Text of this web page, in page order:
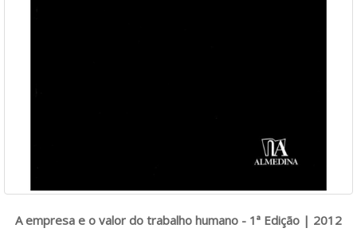
A empresa e o valor do trabalho humano - 1ª Edição | 2012